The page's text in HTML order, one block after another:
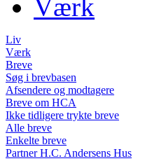
Værk
Liv
Værk
Breve
Søg i brevbasen
Afsendere og modtagere
Breve om HCA
Ikke tidligere trykte breve
Alle breve
Enkelte breve
Partner H.C. Andersens Hus